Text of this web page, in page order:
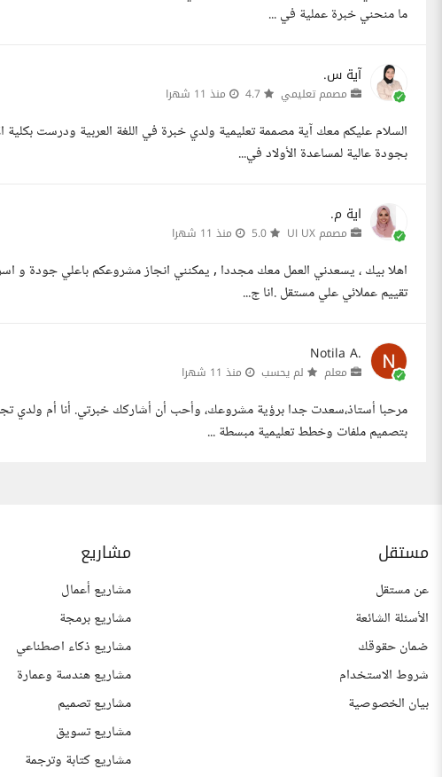
ما منحني خبرة عملية في ...
آية س.
مصمم تعليمي منذ 11 شهرا
السلام عليكم معك آية مصممة تعليمية ولدي خبرة في اللغة العربية ودرست
بجودة عالية لمساعدة الأولاد في...
اية م.
مصمم UI UX منذ 11 شهرا
اهلا بيك ، يسعدني العمل معك مجددا , يمكنني انجاز مشروعكم باعلي جودة و
تقييم عملائي علي مستقل .انا ج...
Notila A.
معلم لم يحسب منذ 11 شهرا
مرحبا أستاذ، سعدت جدا برؤية مشروعك، وأحب أن أشاركك خبرتي. أنا أم ولدي
بتصميم ملفات وخطط تعليمية مبسطة ...
مستقل
عن مستقل
الأسئلة الشائعة
ضمان حقوقك
شروط الاستخدام
بيان الخصوصية
مشاريع
مشاريع أعمال
مشاريع برمجة
مشاريع ذكاء اصطناعي
مشاريع هندسة وعمارة
مشاريع تصميم
مشاريع تسويق
مشاريع كتابة وترجمة